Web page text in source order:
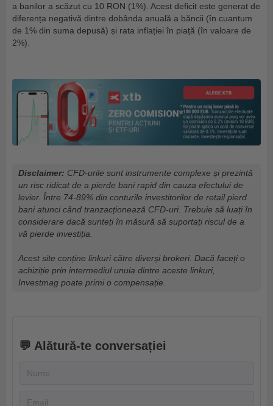
a banilor a scăzut cu 10 RON (1%). Acest deficit este generat de
diferența negativă dintre dobânda anuală a băncii (în cuantum
de 1% din suma depusă) și rata inflației în piață (în valoare de
2%).
Disclaimer: CFD-urile sunt instrumente complexe și prezintă
un risc ridicat de a pierde bani rapid din cauza efectului de
levier. Între 74-89% din conturile investitorilor de retail pierd
bani atunci când tranzacționează CFD-uri. Trebuie să luați în
considerare dacă sunteți în măsură să suportați riscul de a
vă pierde investiția.
Acest site conține linkuri către diverși brokeri. Dacă faceți o
achiziție prin intermediul unuia dintre aceste linkuri,
Investmag poate primi o compensație.
💬 Alătură-te conversației